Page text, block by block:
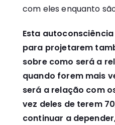
com eles enquanto
Esta
para projetarem
sobre como será a
quando forem mais
será a relação com
vez deles de terem
continuar a